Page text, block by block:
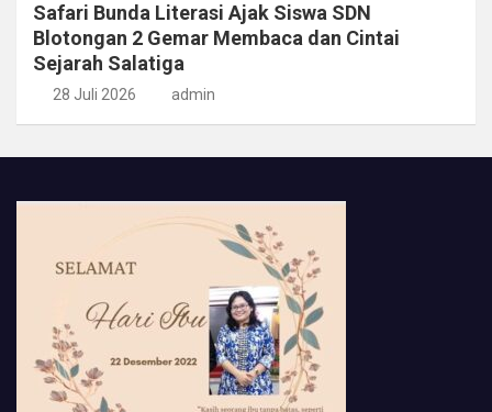
Safari Bunda Literasi Ajak Siswa SDN
Blotongan 2 Gemar Membaca dan Cintai
Sejarah Salatiga
28 Juli 2026 admin